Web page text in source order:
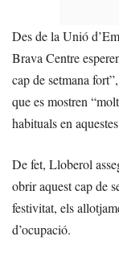
Des de la Unió
Brava Centre
cap de setmana
que es mostren
habituals en
De fet, Lloberol
obrir aquest cap de
festivitat, els
d’ocupació.